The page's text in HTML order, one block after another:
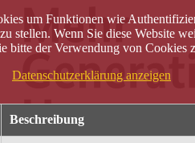
um Funktionen wie
stellen. Wenn Sie diese Website
bitte der Verwendung von Cookies
Datenschutzerklärung anzeigen
Beschreibung